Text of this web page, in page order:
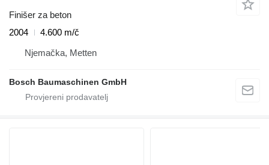
Finišer za beton
2004
4.600 m/č
Njemačka, Metten
Bosch Baumaschinen GmbH